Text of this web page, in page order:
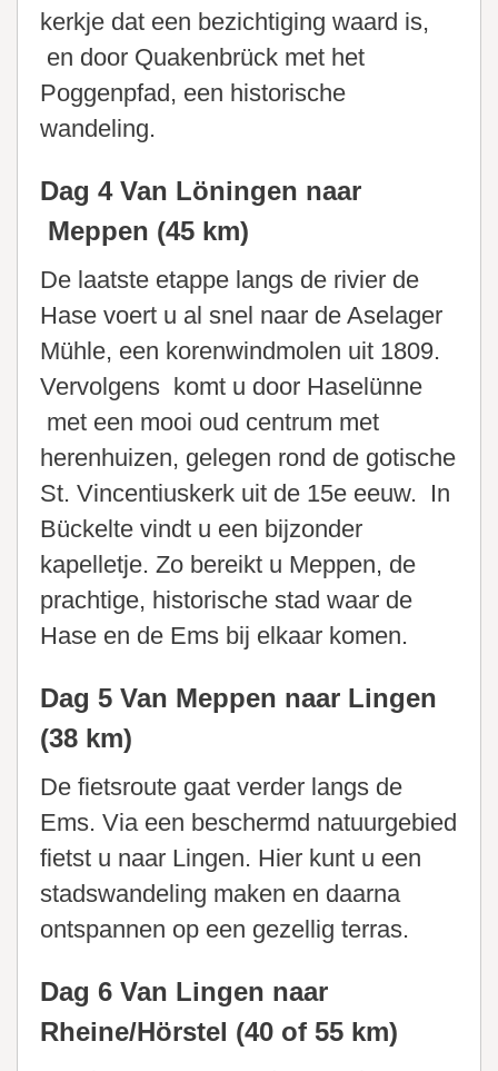
kerkje dat een bezichtiging waard is,
en door Quakenbrück met het
Poggenpfad, een historische
wandeling.
Dag 4 Van Löningen naar
Meppen (45 km)
De laatste etappe langs de rivier de
Hase voert u al snel naar de Aselager
Mühle, een korenwindmolen uit 1809.
Vervolgens komt u door Haselünne
met een mooi oud centrum met
herenhuizen, gelegen rond de gotische
St. Vincentiuskerk uit de 15e eeuw. In
Bückelte vindt u een bijzonder
kapelletje. Zo bereikt u Meppen, de
prachtige, historische stad waar de
Hase en de Ems bij elkaar komen.
Dag 5 Van Meppen naar Lingen
(38 km)
De fietsroute gaat verder langs de
Ems. Via een beschermd natuurgebied
fietst u naar Lingen. Hier kunt u een
stadswandeling maken en daarna
ontspannen op een gezellig terras.
Dag 6 Van Lingen naar
Rheine/Hörstel (40 of 55 km)